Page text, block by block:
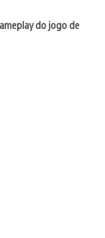
do jogo de